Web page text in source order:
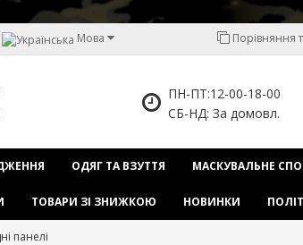
Мова Порівняння
ПН-ПТ:12-00-18-00
СБ-НД: За домовл.
ОДЯГ ТА ВЗУТТЯ МАСКУВАЛЬНЕ
ТОВАРИ ЗІ ЗНИЖКОЮ НОВИНКИ
панелі